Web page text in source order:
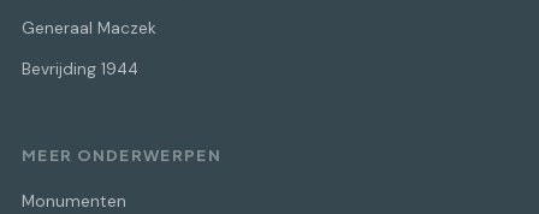
Generaal Maczek
Bevrijding 1944
MEER ONDERWERPEN
Monumenten